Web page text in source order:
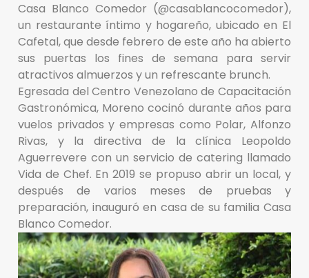
Casa Blanco Comedor (@casablancocomedor),
un restaurante íntimo y hogareño, ubicado en El
Cafetal, que desde febrero de este año ha abierto
sus puertas los fines de semana para servir
atractivos almuerzos y un refrescante brunch.
Egresada del Centro Venezolano de Capacitación
Gastronómica, Moreno cocinó durante años para
vuelos privados y empresas como Polar, Alfonzo
Rivas, y la directiva de la clínica Leopoldo
Aguerrevere con un servicio de catering llamado
Vida de Chef. En 2019 se propuso abrir un local, y
después de varios meses de pruebas y
preparación, inauguró en casa de su familia Casa
Blanco Comedor.